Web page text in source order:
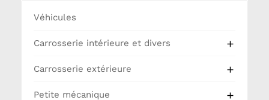
Véhicules
Carrosserie intérieure et divers 
Carrosserie extérieure 
Petite mécanique 